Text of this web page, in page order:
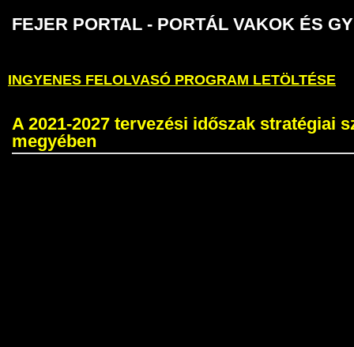
FEJER PORTAL - PORTÁL VAKOK ÉS
INGYENES FELOLVASÓ PROGRAM LETÖLTÉSE
A 2021-2027 tervezési időszak stratégiai
megyében